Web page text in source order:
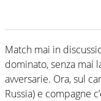
Match mai in
dominato, senza mai
avversarie. Ora, sul
Russia) e compagne